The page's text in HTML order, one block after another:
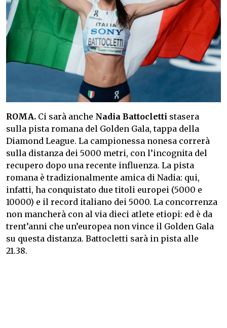
ROMA. Ci sarà anche Nadia Battocletti stasera
sulla pista romana del Golden Gala, tappa della
Diamond League. La campionessa nonesa correrà
sulla distanza dei 5000 metri, con l’incognita del
recupero dopo una recente influenza. La pista
romana è tradizionalmente amica di Nadia: qui,
infatti, ha conquistato due titoli europei (5000 e
10000) e il record italiano dei 5000. La concorrenza
non mancherà con al via dieci atlete etiopi: ed è da
trent’anni che un’europea non vince il Golden Gala
su questa distanza. Battocletti sarà in pista alle
21.38.